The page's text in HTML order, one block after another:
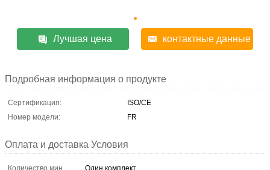
Лучшая цена контактные данные
Подробная информация о продукте
Сертификация:
ISO/CE
Номер модели:
FR
Оплата и доставка Условия
Количество мин
Один комплект